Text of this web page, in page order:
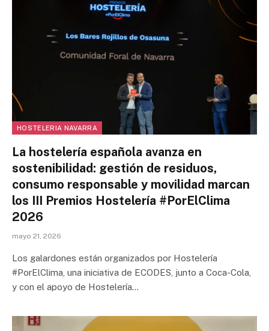
HOSTELERIA NAVARRA
La hostelería española avanza en
sostenibilidad: gestión de residuos,
consumo responsable y movilidad marcan
los III Premios Hostelería #PorElClima
2026
mayo 21, 2026
Los galardones están organizados por Hostelería
#PorElClima, una iniciativa de ECODES, junto a Coca-Cola,
y con el apoyo de Hostelería…